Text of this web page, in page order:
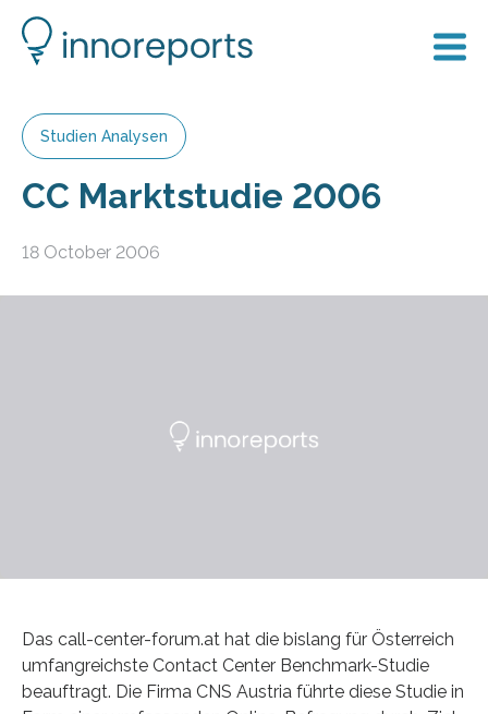
Studien Analysen
CC Marktstudie 2006
18 October 2006
Das call-center-forum.at hat die bislang für Österreich
umfangreichste Contact Center Benchmark-Studie
beauftragt. Die Firma CNS Austria führte diese Studie in